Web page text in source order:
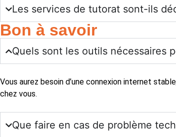
Les services de tutorat sont-ils
Bon à savoir
Quels sont les outils nécessaires
Vous aurez besoin d’une connexion internet
chez vous.
Que faire en cas de problème